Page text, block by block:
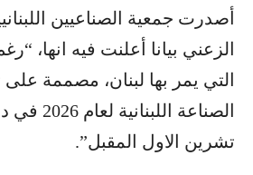
أصدرت جمعية الصناعيين
الزعني بيانا أعلنت فيه انها،
التي يمر بها لبنان، مصممة
الصناعة
تشرين الاول المقبل”.